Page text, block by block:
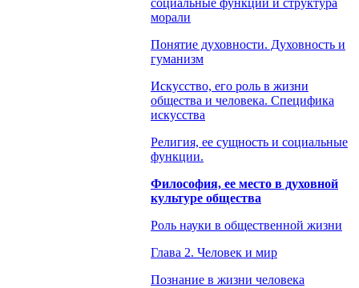
социальные функции и структура
морали
Понятие духовности. Духовность и
гуманизм
Искусство, его роль в жизни
общества и человека. Специфика
искусства
Религия, ее сущность и социальные
функции.
Философия, ее место в духовной
культуре общества
Роль науки в общественной жизни
Глава 2. Человек и мир
Познание в жизни человека